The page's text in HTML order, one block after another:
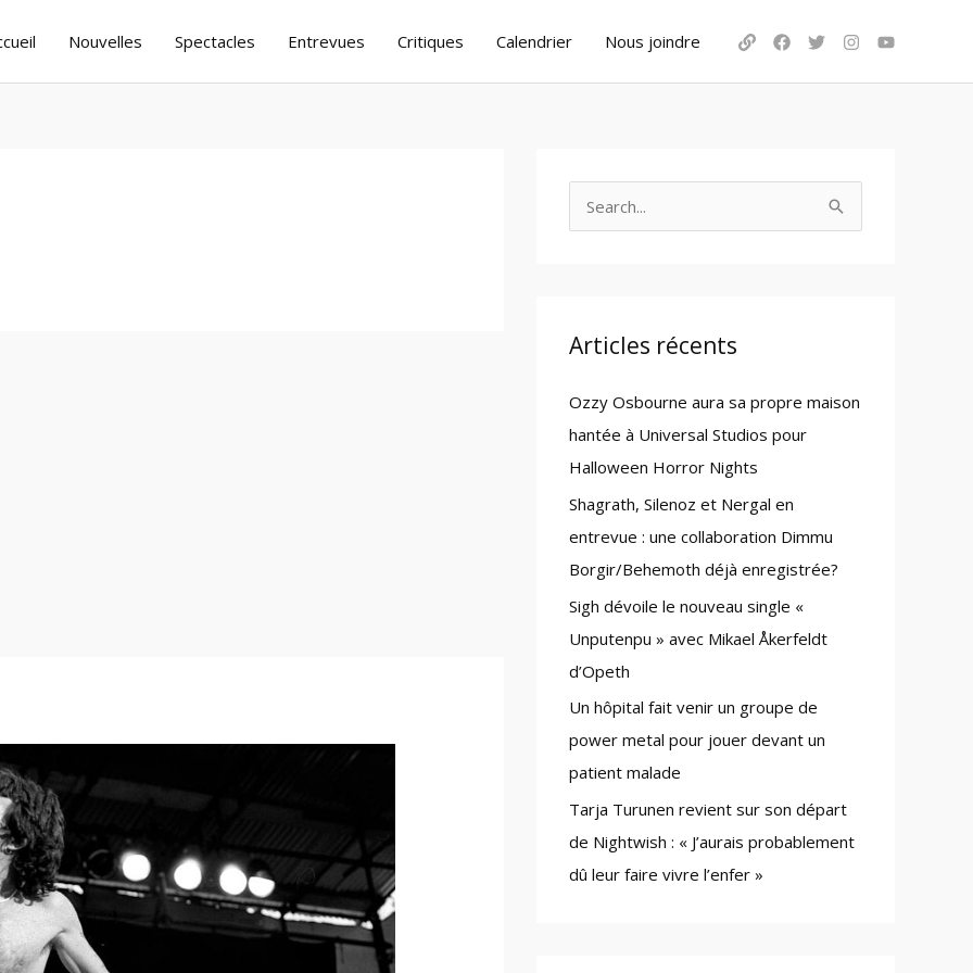
Nouvelles Spectacles Entrevues Critiques Calendrier Nous joindre
c
f
o
r
:
Articles récents
Ozzy Osbourne aura sa propre maison
hantée à Universal Studios pour
Halloween Horror Nights
Shagrath, Silenoz et Nergal en
entrevue : une collaboration Dimmu
Borgir/Behemoth déjà enregistrée?
Sigh dévoile le nouveau single «
Unputenpu » avec Mikael Åkerfeldt
d’Opeth
Un hôpital fait venir un groupe de
power metal pour jouer devant un
patient malade
Tarja Turunen revient sur son départ
de Nightwish : « J’aurais probablement
dû leur faire vivre l’enfer »